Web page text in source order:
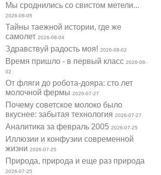
Мы сроднились со свистом метели...
2026-08-05
Тайны таежной истории, где же
самолет2026-08-04
Здравствуй радость моя!2026-08-02
Время пришло - в первый класс2026-08-
02
От фляги до робота-дояра: сто лет
молочной фермы2026-07-27
Почему советское молоко было
вкуснее: забытая технология2026-07-27
Аналитика за февраль 20052026-07-25
Иллюзии и конфузии современной
жизни2026-07-25
Природа, природа и еще раз природа
2026-07-25